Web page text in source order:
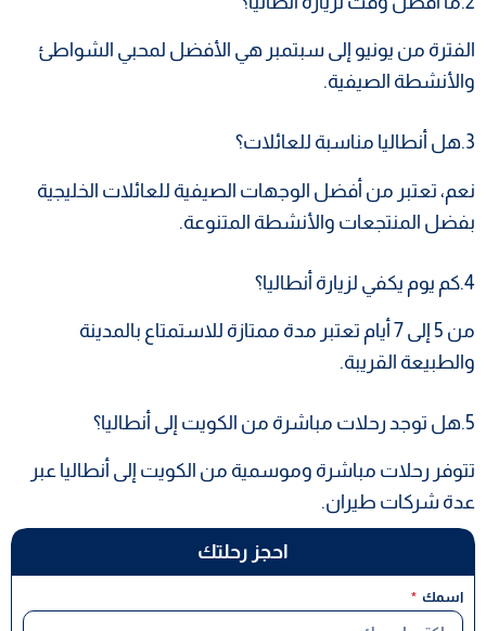
احجز رحلتك
اسمك
الفترة من يونيو إلى سبتمبر هي الأفضل لمحبي الشواطئ
والأنشطة الصيفية.
3.هل أنطاليا مناسبة للعائلات؟
نعم، تعتبر من أفضل الوجهات الصيفية للعائلات الخليجية
بفضل المنتجعات والأنشطة المتنوعة.
4.كم يوم يكفي لزيارة أنطاليا؟
من 5 إلى 7 أيام تعتبر مدة ممتازة للاستمتاع بالمدينة
والطبيعة القريبة.
5.هل توجد رحلات مباشرة من الكويت إلى أنطاليا؟
تتوفر رحلات مباشرة وموسمية من الكويت إلى أنطاليا عبر
عدة شركات طيران.